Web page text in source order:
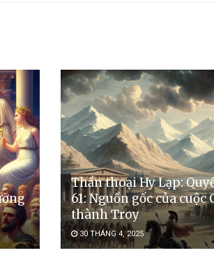
Thần thoại Hy Lạp:
61: Nguồn gốc của
thành Troy
30 THÁNG 4, 2025